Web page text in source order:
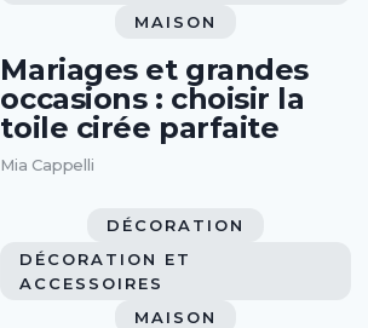
MAISON
Mariages et grandes
occasions : choisir la
toile cirée parfaite
Mia Cappelli
DÉCORATION
DÉCORATION ET
ACCESSOIRES
MAISON